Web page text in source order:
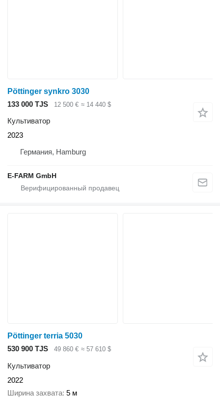
Pöttinger synkro 3030
133 000 TJS
12 500 € ≈ 14 440 $
Культиватор
2023
Германия, Hamburg
E-FARM GmbH
Pöttinger terria 5030
530 900 TJS
49 860 € ≈ 57 610 $
Культиватор
2022
Ширина захвата 5 м